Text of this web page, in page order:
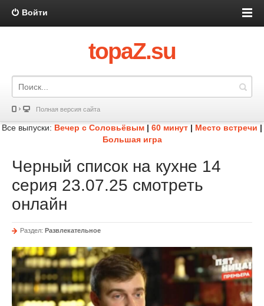
Войти
topaZ.su
Полная версия сайта
Все выпуски: Вечер с Соловьёвым | 60 минут | Место встречи |
Большая игра
Черный список на кухне 14
серия 23.07.25 смотреть
онлайн
Раздел: Развлекательное